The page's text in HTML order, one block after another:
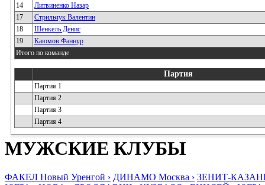
14
Литвиненко Назар
17
Стрильчук Валентин
18
Шенкель Денис
19
Каюмов Фаннур
Итого по команде
Партия
Партия 1
Партия 2
Партия 3
Партия 4
МУЖСКИЕ КЛУБЫ
ФАКЕЛ Новый Уренгой › ДИНАМО Москва › ЗЕНИТ-